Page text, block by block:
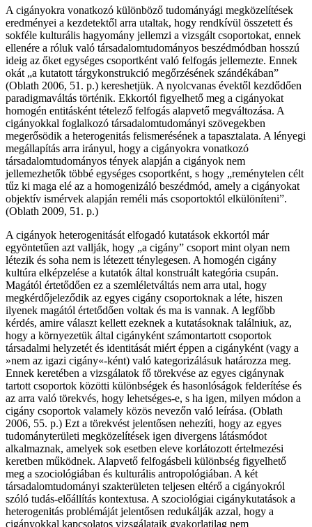
A cigányokra vonatkozó különböző tudományági megközelítések
eredményei a kezdetektől arra utaltak, hogy rendkívül összetett és
sokféle kulturális hagyomány jellemzi a vizsgált csoportokat, ennek
ellenére a róluk való társadalomtudományos beszédmódban hosszú
ideig az őket egységes csoportként való felfogás jellemezte. Ennek
okát „a kutatott tárgykonstrukció megőrzésének szándékában”
(Oblath 2006, 51. p.) kereshetjük. A nyolcvanas évektől kezdődően
paradigmaváltás történik. Ekkortól figyelhető meg a cigányokat
homogén entitásként tételező felfogás alapvető megváltozása. A
cigányokkal foglalkozó társadalomtudományi szövegekben
megerősödik a heterogenitás felismerésének a tapasztalata. A lényegi
megállapítás arra irányul, hogy a cigányokra vonatkozó
társadalomtudományos tények alapján a cigányok nem
jellemezhetők többé egységes csoportként, s hogy „reménytelen célt
tűz ki maga elé az a homogenizáló beszédmód, amely a cigányokat
objektív ismérvek alapján reméli más csoportoktól elkülöníteni”.
(Oblath 2009, 51. p.)
A cigányok heterogenitását elfogadó kutatások ekkortól már
egyöntetűen azt vallják, hogy „a cigány” csoport mint olyan nem
létezik és soha nem is létezett ténylegesen. A homogén cigány
kultúra elképzelése a kutatók által konstruált kategória csupán.
Magától értetődően ez a szemléletváltás nem arra utal, hogy
megkérdőjeleződik az egyes cigány csoportoknak a léte, hiszen
ilyenek magától értetődően voltak és ma is vannak. A legfőbb
kérdés, amire választ kellett ezeknek a kutatásoknak találniuk, az,
hogy a környezetük által cigányként számontartott csoportok
társadalmi helyzetét és identitását miért éppen a cigányként (vagy a
»nem az igazi cigány«-ként) való kategorizálásuk határozza meg.
Ennek keretében a vizsgálatok fő törekvése az egyes cigánynak
tartott csoportok közötti különbségek és hasonlóságok felderítése és
az arra való törekvés, hogy lehetséges-e, s ha igen, milyen módon a
cigány csoportok valamely közös nevezőn való leírása. (Oblath
2006, 55. p.) Ezt a törekvést jelentősen nehezíti, hogy az egyes
tudományterületi megközelítések igen divergens látásmódot
alkalmaznak, amelyek sok esetben eleve korlátozott értelmezési
keretben működnek. Alapvető felfogásbeli különbség figyelhető
meg a szociológiában és kulturális antropológiában. A két
társadalomtudományi szakterületen teljesen eltérő a cigányokról
szóló tudás-előállítás kontextusa. A szociológiai cigánykutatások a
heterogenitás problémáját jelentősen redukálják azzal, hogy a
cigányokkal kapcsolatos vizsgálataik gyakorlatilag nem